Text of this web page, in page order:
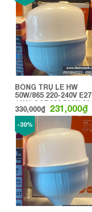
BÓNG TRỤ LE HW
50W/865 220-240V E27
10X1 OSRAM 5000LM
330,000₫ 231,000₫
-30%